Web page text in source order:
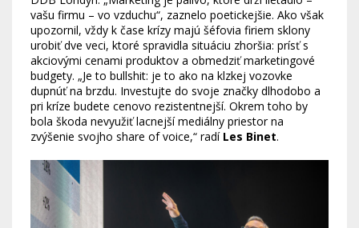
vašu firmu – vo vzduchu“, zaznelo poetickejšie. Ako však
upozornil, vždy k čase krízy majú šéfovia firiem sklony
urobiť dve veci, ktoré spravidla situáciu zhoršia: prísť s
akciovými cenami produktov a obmedziť marketingové
budgety. „Je to bullshit: je to ako na klzkej vozovke
dupnúť na brzdu. Investujte do svoje značky dlhodobo a
pri kríze budete cenovo rezistentnejší. Okrem toho by
bola škoda nevyužiť lacnejší mediálny priestor na
zvýšenie svojho share of voice,“ radí Les Binet.